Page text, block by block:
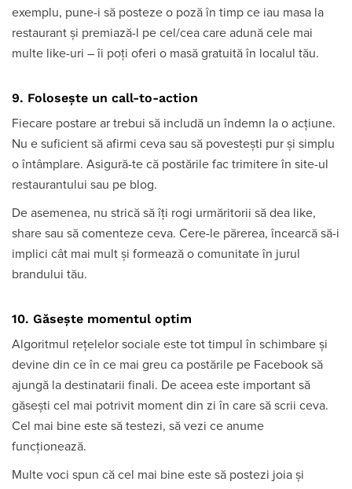
exemplu, pune-i să posteze o poză în timp ce iau masa la
restaurant și premiază-l pe cel/cea care adună cele mai
multe like-uri – îi poți oferi o masă gratuită în localul tău.
9. Folosește un call-to-action
Fiecare postare ar trebui să includă un îndemn la o acțiune.
Nu e suficient să afirmi ceva sau să povestești pur și simplu
o întâmplare. Asigură-te că postările fac trimitere în site-ul
restaurantului sau pe blog.
De asemenea, nu strică să îți rogi urmăritorii să dea like,
share sau să comenteze ceva. Cere-le părerea, încearcă să-i
implici cât mai mult și formează o comunitate în jurul
brandului tău.
10. Găsește momentul optim
Algoritmul rețelelor sociale este tot timpul în schimbare și
devine din ce în ce mai greu ca postările pe Facebook să
ajungă la destinatarii finali. De aceea este important să
găsești cel mai potrivit moment din zi în care să scrii ceva.
Cel mai bine este să testezi, să vezi ce anume
funcționează.
Multe voci spun că cel mai bine este să postezi joia și